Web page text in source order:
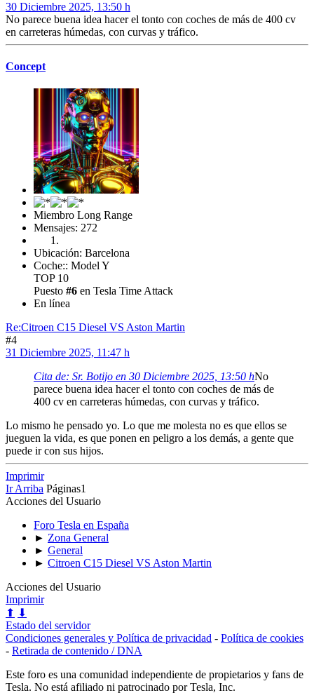
30 Diciembre 2025, 13:50 h
No parece buena idea hacer el tonto con coches de más de 400 cv
en carreteras húmedas, con curvas y tráfico.
Concept
Miembro Long Range
Mensajes: 272
Ubicación: Barcelona
Coche:: Model Y
TOP 10
Puesto #6 en Tesla Time Attack
En línea
Re:Citroen C15 Diesel VS Aston Martin
#4
31 Diciembre 2025, 11:47 h
Cita de: Sr. Botijo en 30 Diciembre 2025, 13:50 hNo
parece buena idea hacer el tonto con coches de más de
400 cv en carreteras húmedas, con curvas y tráfico.
Lo mismo he pensado yo. Lo que me molesta no es que ellos se
jueguen la vida, es que ponen en peligro a los demás, a gente que
puede ir con sus hijos.
Imprimir
Ir Arriba Páginas1
Acciones del Usuario
Foro Tesla en España
► Zona General
► General
► Citroen C15 Diesel VS Aston Martin
Acciones del Usuario
Imprimir
⬆ ⬇
Estado del servidor
Condiciones generales y Política de privacidad - Política de cookies
- Retirada de contenido / DNA
Este foro es una comunidad independiente de propietarios y fans de
Tesla. No está afiliado ni patrocinado por Tesla, Inc.